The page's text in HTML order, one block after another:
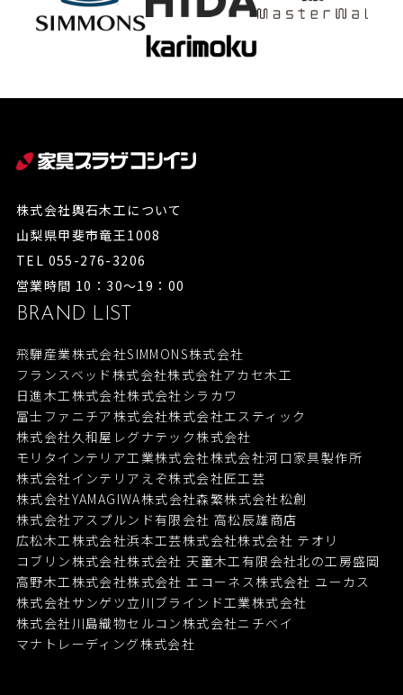
株式会社輿石木工について
山梨県甲斐市竜王1008
TEL 055-276-3206
営業時間 10：30～19：00
BRAND LIST
飛騨産業株式会社SIMMONS株式会社
フランスベッド株式会社株式会社アカセ木工
日進木工株式会社株式会社シラカワ
冨士ファニチア株式会社株式会社エスティック
株式会社久和屋 レグナテック株式会社
モリタインテリア工業株式会社株式会社河口家具製作所
株式会社インテリアえぞ株式会社匠工芸
株式会社YAMAGIWA株式会社森繁株式会社松創
株式会社アスプルンド 有限会社 高松辰雄商店
広松木工株式会社浜本工芸株式会社株式会社 テオリ
コブリン株式会社株式会社 天童木工 有限会社北の工房盛岡
高野木工株式会社株式会社 エコーネス株式会社 ユーカス
株式会社サンゲツ立川ブラインド工業株式会社
株式会社川島織物セルコン株式会社ニチベイ
マナトレーディング株式会社